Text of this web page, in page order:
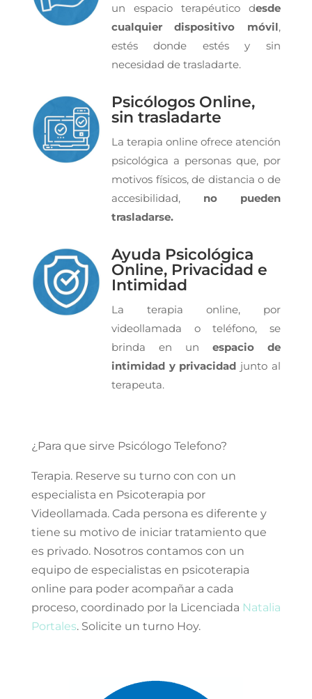
un espacio terapéutico desde
cualquier dispositivo móvil,
estés donde estés y sin
necesidad de trasladarte.
Psicólogos Online,
sin trasladarte
La terapia online ofrece atención
psicológica a personas que, por
motivos físicos, de distancia o de
accesibilidad, no pueden
trasladarse.
Ayuda Psicológica
Online, Privacidad e
Intimidad
La terapia online, por
videollamada o teléfono, se
brinda en un espacio de
intimidad y privacidad junto al
terapeuta.
¿Para que sirve Psicólogo Telefono?
Terapia. Reserve su turno con con un
especialista en Psicoterapia por
Videollamada. Cada persona es diferente y
tiene su motivo de iniciar tratamiento que
es privado. Nosotros contamos con un
equipo de especialistas en psicoterapia
online para poder acompañar a cada
proceso, coordinado por la Licenciada Natalia
Portales. Solicite un turno Hoy.